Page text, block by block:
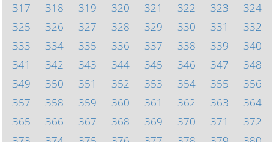
317
318 319 320 321 322 323
324
325
326 327 328 329 330 331
332
333
334 335 336 337 338 339
340
341
342 343 344 345 346 347
348
349
350 351 352 353 354 355
356
357
358 359 360 361 362 363
364
365
366 367 368 369 370 371
372